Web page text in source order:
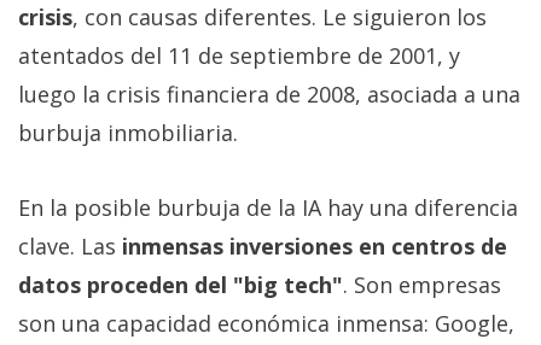
crisis, con causas diferentes. Le siguieron los
atentados del 11 de septiembre de 2001, y
luego la crisis financiera de 2008, asociada a una
burbuja inmobiliaria.
En la posible burbuja de la IA hay una diferencia
clave. Las inmensas inversiones en centros de
datos proceden del "big tech". Son empresas
son una capacidad económica inmensa: Google,